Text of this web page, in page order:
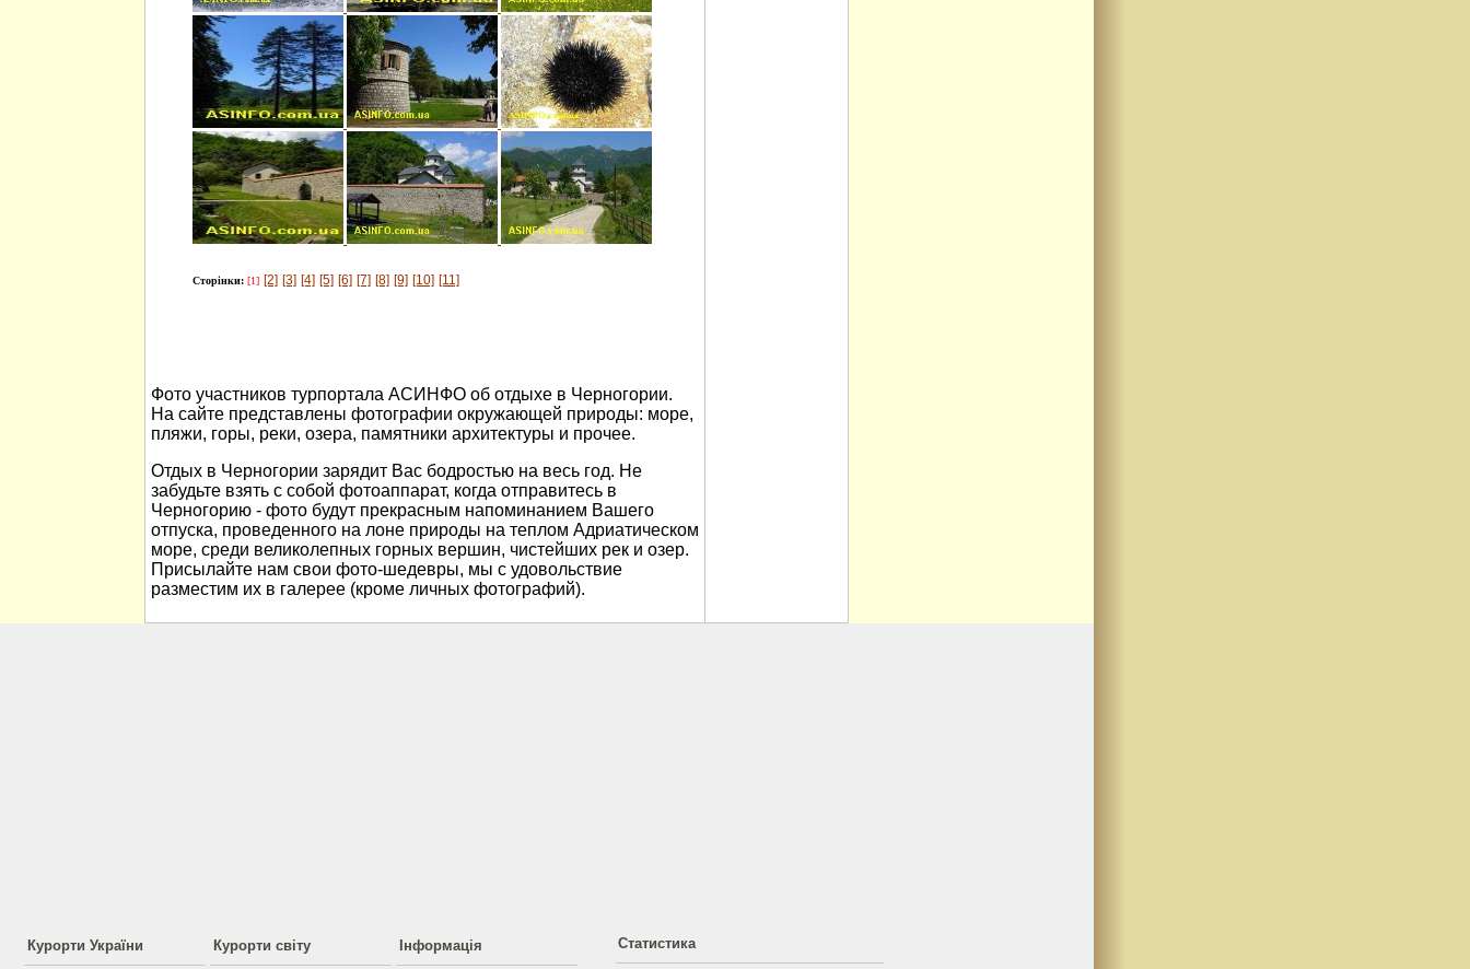
Сторінки: [1] [2] [3] [4] [5] [6] [7] [8] [9] [10] [11]
Фото участников турпортала АСИНФО об отдыхе в Черногории.
На сайте представлены фотографии окружающей природы: море,
пляжи, горы, реки, озера, памятники архитектуры и прочее.
Отдых в Черногории зарядит Вас бодростью на весь год. Не
забудьте взять с собой фотоаппарат, когда отправитесь в
Черногорию - фото будут прекрасным напоминанием Вашего
отпуска, проведенного на лоне природы на теплом Адриатическом
море, среди великолепных горных вершин, чистейших рек и озер.
Присылайте нам свои фото-шедевры, мы с удовольствие
разместим их в галерее (кроме личных фотографий).
Курорти України Курорти світу Інформація Статистика